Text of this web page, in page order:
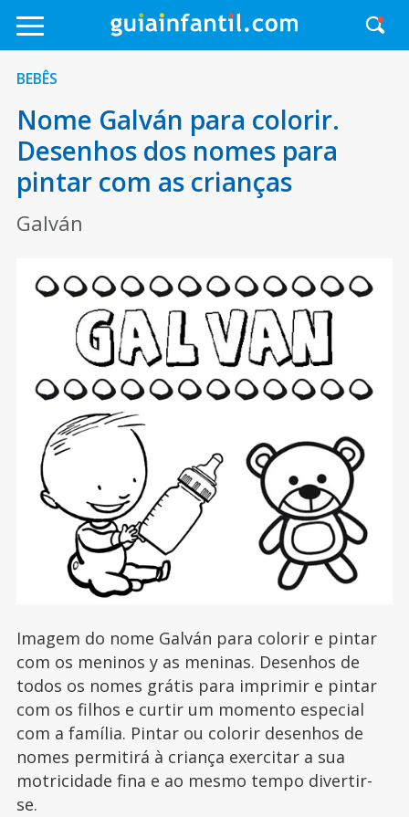
BEBÊS
Nome Galván para colorir.
Desenhos dos nomes para
pintar com as crianças
Galván
Imagem do nome Galván para colorir e pintar
com os meninos y as meninas. Desenhos de
todos os nomes grátis para imprimir e pintar
com os filhos e curtir um momento especial
com a família. Pintar ou colorir desenhos de
nomes permitirá à criança exercitar a sua
motricidade fina e ao mesmo tempo divertir-
se.